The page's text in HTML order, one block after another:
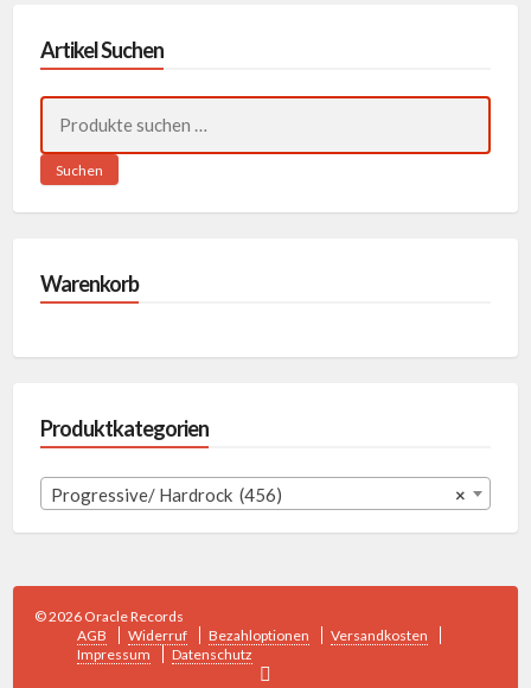
Artikel Suchen
nach:
Suchen
Warenkorb
Produktkategorien
×
Progressive/ Hardrock (456)
© 2026 Oracle Records
AGB
Widerruf Bezahloptionen
Versandkosten
Impressum
Datenschutz